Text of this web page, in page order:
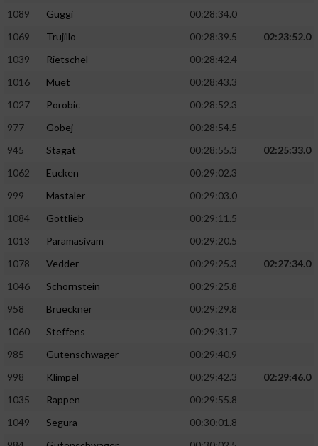
1089
Guggi
00:28:34.0
1069
Trujillo 00:28:39.5
02:23:52.0
1039
Rietschel
00:28:42.4
1016
Muet
00:28:43.3
1027
Porobic
00:28:52.3
977
Gobej
00:28:54.5
945
Stagat 00:28:55.3
02:25:33.0
1062
Eucken
00:29:02.3
999
Mastaler
00:29:03.0
1084
Gottlieb
00:29:11.5
1013
Paramasivam
00:29:20.5
1078
Vedder 00:29:25.3
02:27:34.0
1046
Schornstein
00:29:25.8
958
Brueckner
00:29:29.8
1060
Steffens
00:29:31.7
985
Gutenschwager
00:29:40.9
998
Klimpel 00:29:42.3
02:29:46.0
1035
Rappen
00:29:55.8
1049
Segura
00:30:01.8